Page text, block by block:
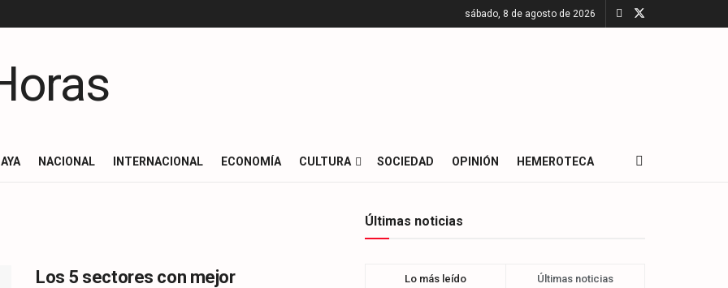
sábado, 8 de agosto de 2026
NACIONAL INTERNACIONAL ECONOMÍA CULTURA SOCIEDAD OPINIÓN HEMEROTECA
Los 5 sectores con mejor
Últimas noticias
Lo más leído Últimas noticias